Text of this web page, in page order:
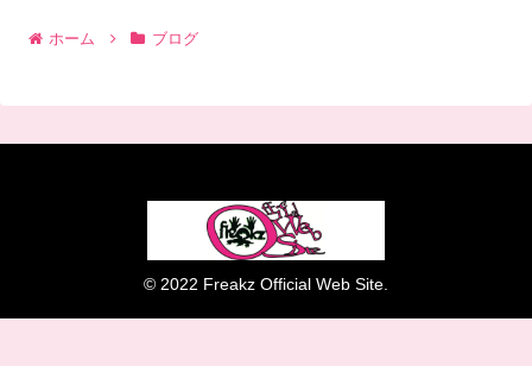
ホーム ブログ
© 2022 Freakz Official Web Site.